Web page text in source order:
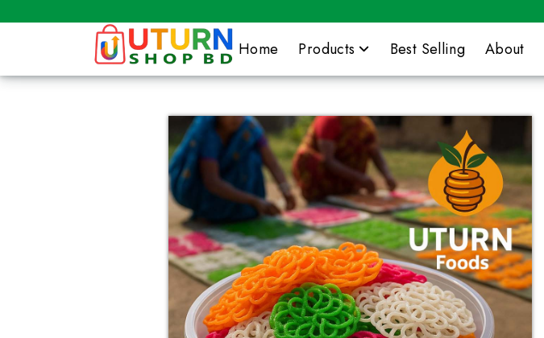
Home Products Best Selling About